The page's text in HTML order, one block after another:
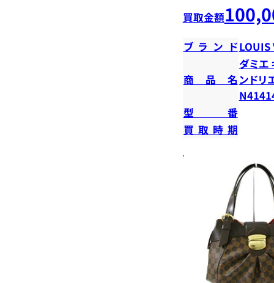
買取金額
ブランドLOUIS
商品名
ダミエ
ンドリ
型番
買取時期